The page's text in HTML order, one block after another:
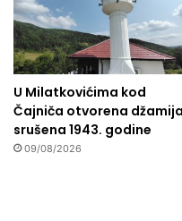
U Milatkovićima kod
Čajniča otvorena džamija
srušena 1943. godine
09/08/2026